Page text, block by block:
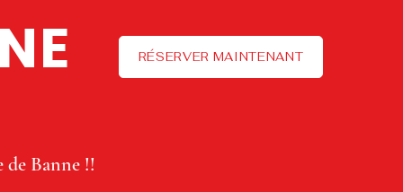
de Banne !!
RÉSERVER MAINTENANT